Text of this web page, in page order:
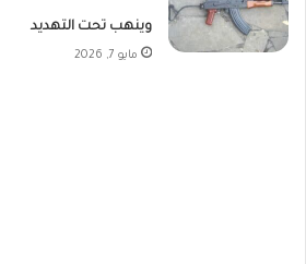
وينهب تحت التهديد
مايو 7, 2026